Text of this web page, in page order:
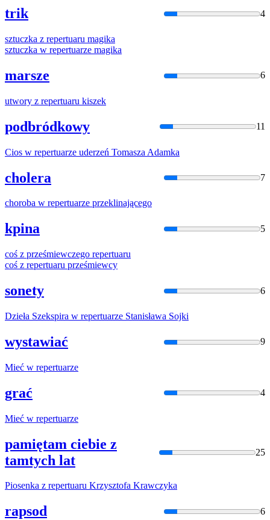
trik 4
sztuczka z repertuaru magika
sztuczka w repertuarze magika
marsze 6
utwory z repertuaru kiszek
podbródkowy 11
Cios w repertuarze uderzeń Tomasza Adamka
cholera 7
choroba w repertuarze przeklinającego
kpina 5
coś z prześmiewczego repertuaru
coś z repertuaru prześmiewcy
sonety 6
Dzieła Szekspira w repertuarze Stanisława Sojki
wystawiać 9
Mieć w repertuarze
grać 4
Mieć w repertuarze
pamiętam ciebie z
tamtych lat
25
Piosenka z repertuaru Krzysztofa Krawczyka
rapsod 6